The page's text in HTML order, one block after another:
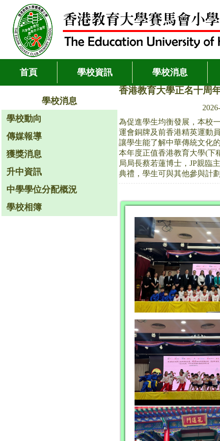
首頁 學校資訊 學校消息
學校消息
學校動向
傳媒報導
獲獎消息
升中資訊
中學學位分配概況
學校相簿
香港教育大學正名十周
為促進學生均衡發展，本校
運會銅牌及前香港精英運動
讓學生能了解中華傳統文化
本年度正值香港教育大學(下
局局長蔡若蓮博士，JP親臨
典禮，學生可與其他參與計